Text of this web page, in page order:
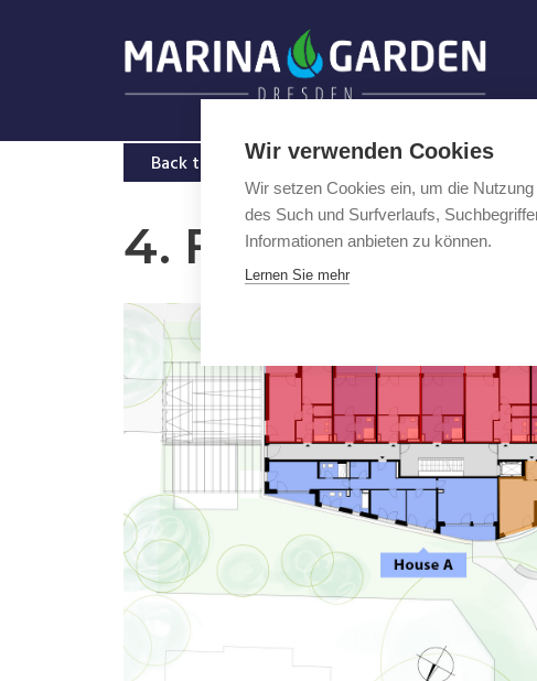
Back to the selection
4. Floor
Wir verwenden Cookies
Wir setzen Cookies ein, um die
des Such und Surfverlaufs,
Informationen anbieten zu können.
Lernen Sie mehr